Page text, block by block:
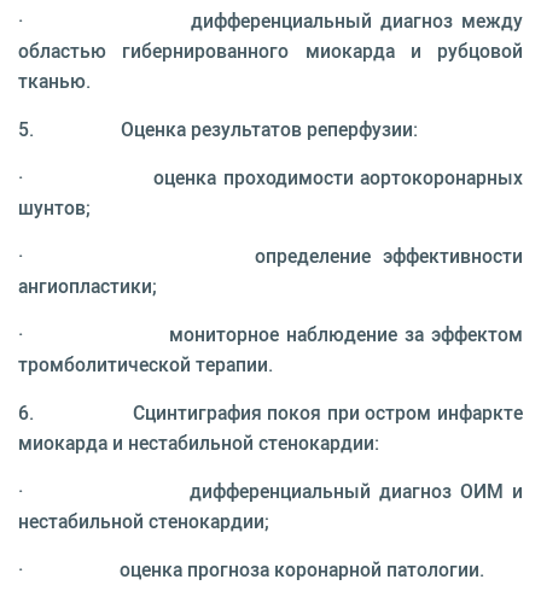
· дифференциальный диагноз между
областью гибернированного миокарда и рубцовой
тканью.
5. Оценка результатов реперфузии:
· оценка проходимости аортокоронарных
шунтов;
· определение эффективности
ангиопластики;
· мониторное наблюдение за эффектом
тромболитической терапии.
6. Сцинтиграфия покоя при остром инфаркте
миокарда и нестабильной стенокардии:
· дифференциальный диагноз ОИМ и
нестабильной стенокардии;
· оценка прогноза коронарной патологии.